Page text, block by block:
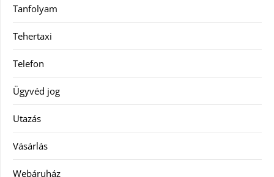
Tanfolyam
Tehertaxi
Telefon
Ügyvéd jog
Utazás
Vásárlás
Webáruház